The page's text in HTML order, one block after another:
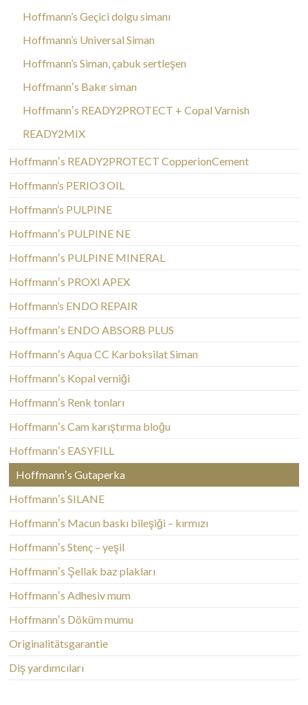
Hoffmann’s Geçici dolgu simanı
Hoffmann’s Universal Siman
Hoffmann’s Siman, çabuk sertleşen
Hoffmannʼs Bakır siman
Hoffmannʼs READY2PROTECT + Copal Varnish
READY2MIX
Hoffmannʼs READY2PROTECT CopperionCement
Hoffmann’s PERIO3 OIL
Hoffmann’s PULPINE
Hoffmannʼs PULPINE NE
Hoffmannʼs PULPINE MINERAL
Hoffmannʼs PROXI APEX
Hoffmann’s ENDO REPAIR
Hoffmannʼs ENDO ABSORB PLUS
Hoffmannʼs Aqua CC Karboksilat Siman
Hoffmannʼs Kopal verniği
Hoffmannʼs Renk tonları
Hoffmannʼs Cam karıştırma bloğu
Hoffmannʼs EASYFILL
Hoffmannʼs Gutaperka
Hoffmannʼs SILANE
Hoffmannʼs Macun baskı bileşiği – kırmızı
Hoffmannʼs Stenç – yeşil
Hoffmannʼs Şellak baz plakları
Hoffmannʼs Adhesiv mum
Hoffmannʼs Döküm mumu
Originalitätsgarantie
Diş yardımcıları